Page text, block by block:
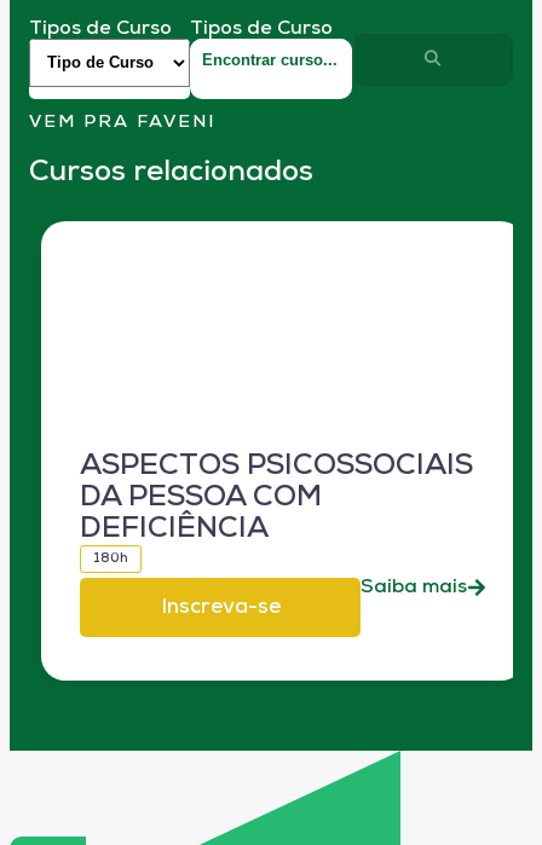
Tipos de Curso Tipos de Curso
VEM PRA FAVENI
Cursos relacionados
ASPECTOS PSICOSSOCIAIS
DA PESSOA COM
DEFICIÊNCIA
180h
Inscreva-se
Saiba mais